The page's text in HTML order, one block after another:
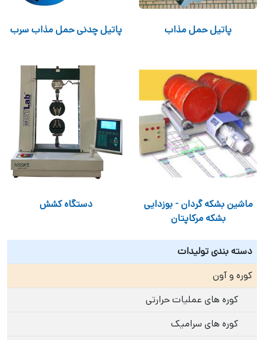
پاتیل حمل مذاب پاتیل چدنی حمل مذاب سرب
ماشین بشکه گردان - بوزدایی
بشکه مرکاپتان
دستگاه کشش
دسته بندی تولیدات
کوره و آون
کوره های عملیات حرارتی
کوره های سرامیک